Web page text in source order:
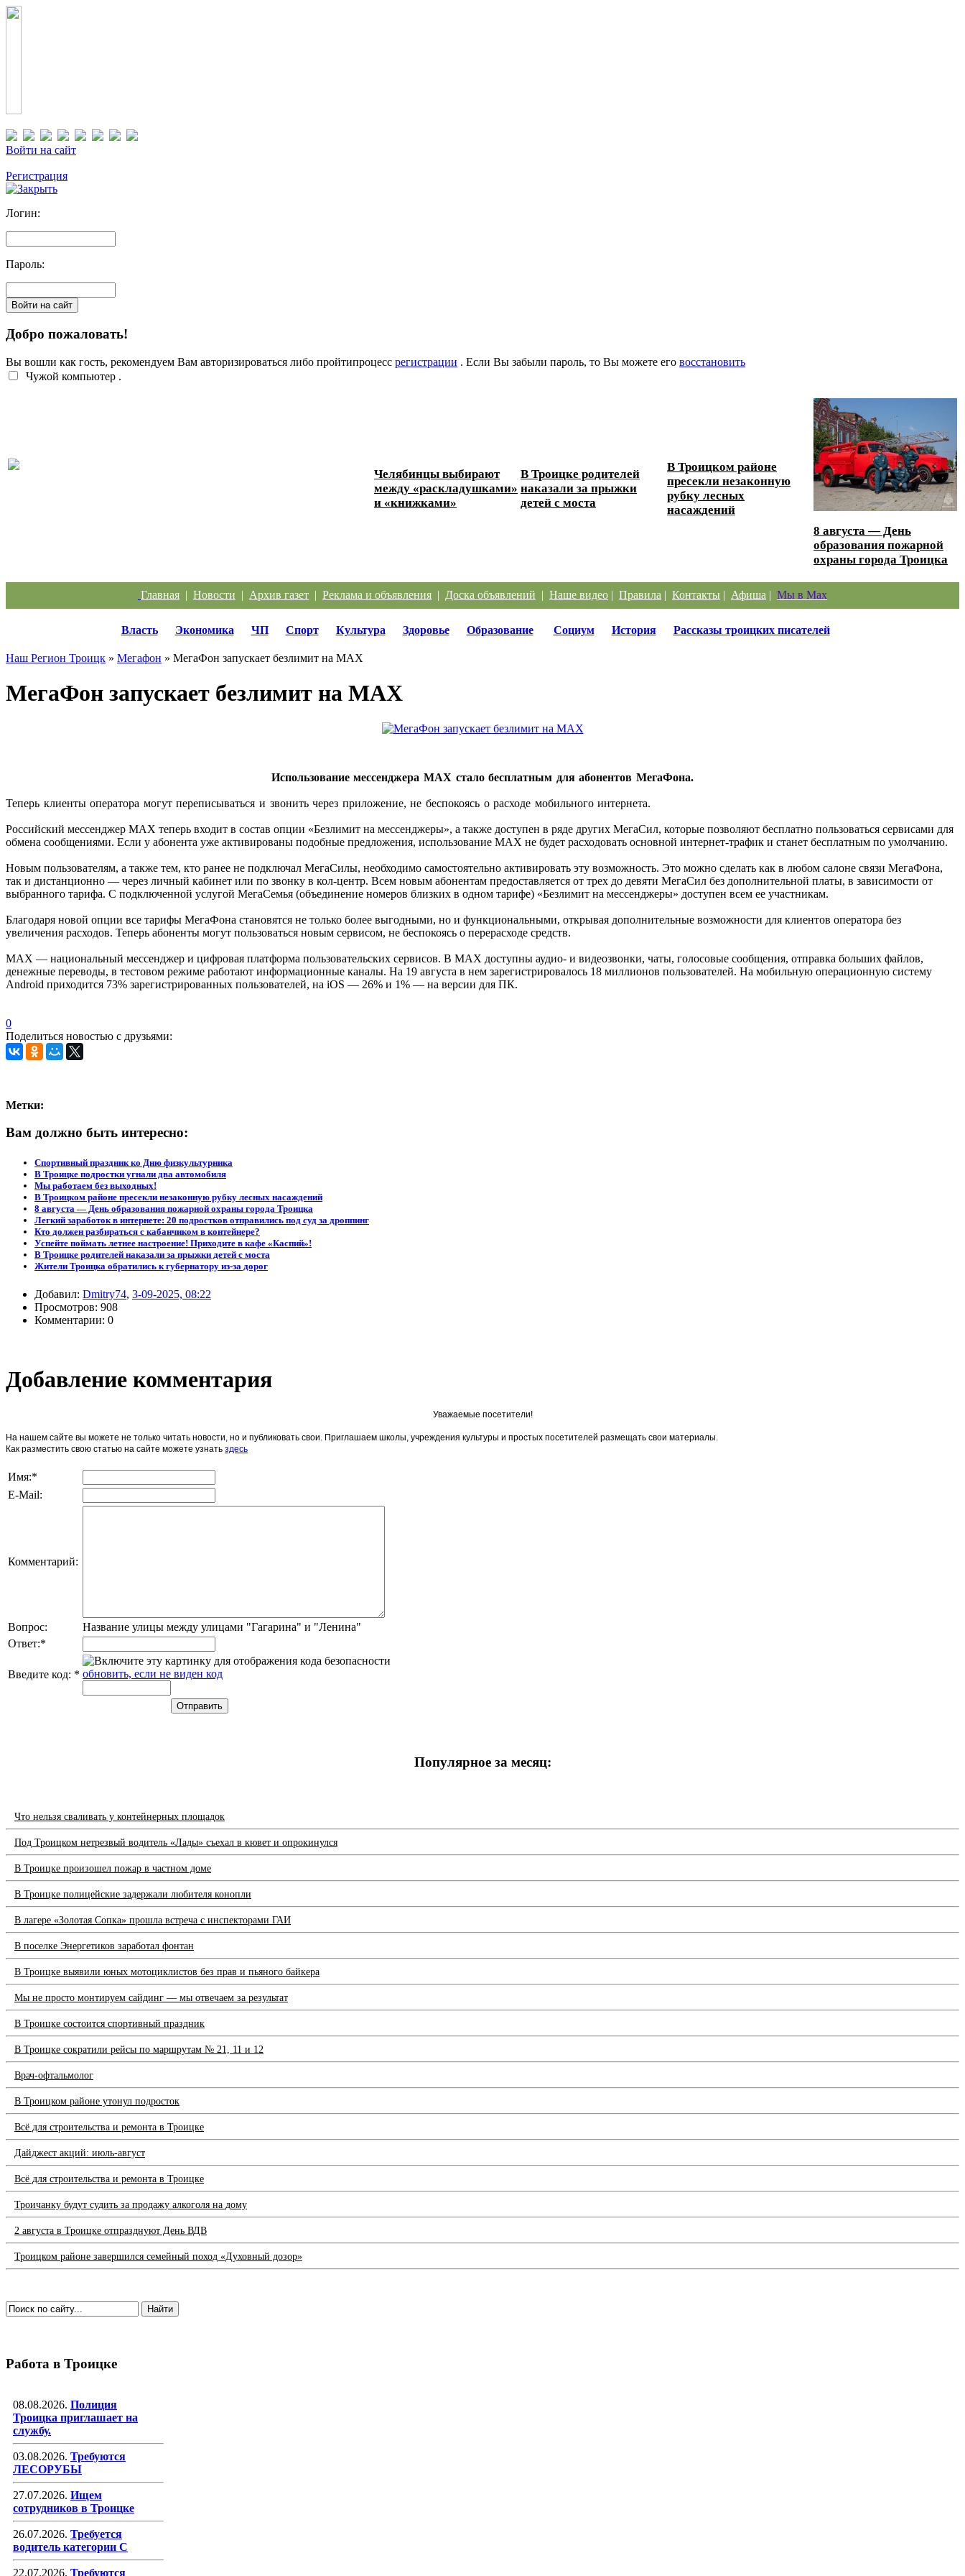
Войти на сайт
Регистрация
Логин:
Пароль:
Добро пожаловать!
Вы вошли как гость, рекомендуем Вам авторизироваться либо пройтипроцесс регистрации . Если Вы забыли пароль, то Вы можете его восстановить
Чужой компьютер .
Челябинцы выбирают
между «раскладушками»
и «книжками»
В Троицке родителей
наказали за прыжки
детей с моста
В Троицком районе
пресекли незаконную
рубку лесных
насаждений
8 августа — День
образования пожарной
охраны города Троицка
Главная | Новости | Архив газет | Реклама и объявления | Доска объявлений | Наше видео | Правила | Контакты | Афиша | Мы в Max
Власть Экономика ЧП Спорт Культура Здоровье Образование Социум История Рассказы троицких писателей
Наш Регион Троицк » Мегафон » МегаФон запускает безлимит на MAX
МегаФон запускает безлимит на MAX
Использование мессенджера MAX стало бесплатным для абонентов МегаФона.
Теперь клиенты оператора могут переписываться и звонить через приложение, не беспокоясь о расходе мобильного интернета.
Российский мессенджер MAX теперь входит в состав опции «Безлимит на мессенджеры», а также доступен в ряде других МегаСил, которые позволяют бесплатно пользоваться сервисами для
обмена сообщениями. Если у абонента уже активированы подобные предложения, использование MAX не будет расходовать основной интернет-трафик и станет бесплатным по умолчанию.
Новым пользователям, а также тем, кто ранее не подключал МегаСилы, необходимо самостоятельно активировать эту возможность. Это можно сделать как в любом салоне связи МегаФона,
так и дистанционно — через личный кабинет или по звонку в кол-центр. Всем новым абонентам предоставляется от трех до девяти МегаСил без дополнительной платы, в зависимости от
выбранного тарифа. С подключенной услугой МегаСемья (объединение номеров близких в одном тарифе) «Безлимит на мессенджеры» доступен всем ее участникам.
Благодаря новой опции все тарифы МегаФона становятся не только более выгодными, но и функциональными, открывая дополнительные возможности для клиентов оператора без
увеличения расходов. Теперь абоненты могут пользоваться новым сервисом, не беспокоясь о перерасходе средств.
MAX — национальный мессенджер и цифровая платформа пользовательских сервисов. В МАХ доступны аудио- и видеозвонки, чаты, голосовые сообщения, отправка больших файлов,
денежные переводы, в тестовом режиме работают информационные каналы. На 19 августа в нем зарегистрировалось 18 миллионов пользователей. На мобильную операционную систему
Android приходится 73% зарегистрированных пользователей, на iOS — 26% и 1% — на версии для ПК.
0
Поделиться новостью с друзьями:
Метки:
Вам должно быть интересно:
Спортивный праздник ко Дню физкультурника
В Троицке подростки угнали два автомобиля
Мы работаем без выходных!
В Троицком районе пресекли незаконную рубку лесных насаждений
8 августа — День образования пожарной охраны города Троицка
Легкий заработок в интернете: 20 подростков отправились под суд за дроппинг
Кто должен разбираться с кабанчиком в контейнере?
Успейте поймать летнее настроение! Приходите в кафе «Каспий»!
В Троицке родителей наказали за прыжки детей с моста
Жители Троицка обратились к губернатору из-за дорог
Добавил: Dmitry74, 3-09-2025, 08:22
Просмотров: 908
Комментарии: 0
Добавление комментария
Уважаемые посетители!
На нашем сайте вы можете не только читать новости, но и публиковать свои. Приглашаем школы, учреждения культуры и простых посетителей размещать свои материалы.
Как разместить свою статью на сайте можете узнать здесь
Имя:*
E-Mail:
Комментарий:
Вопрос:
Название улицы между улицами "Гагарина" и "Ленина"
Ответ:*
Введите код: * обновить, если не виден код
Популярное за месяц:
Что нельзя сваливать у контейнерных площадок
Под Троицком нетрезвый водитель «Лады» съехал в кювет и опрокинулся
В Троицке произошел пожар в частном доме
В Троицке полицейские задержали любителя конопли
В лагере «Золотая Сопка» прошла встреча с инспекторами ГАИ
В поселке Энергетиков заработал фонтан
В Троицке выявили юных мотоциклистов без прав и пьяного байкера
Мы не просто монтируем сайдинг — мы отвечаем за результат
В Троицке состоится спортивный праздник
В Троицке сократили рейсы по маршрутам № 21, 11 и 12
Врач-офтальмолог
В Троицком районе утонул подросток
Всё для строительства и ремонта в Троицке
Дайджест акций: июль-август
Всё для строительства и ремонта в Троицке
Троичанку будут судить за продажу алкоголя на дому
2 августа в Троицке отпразднуют День ВДВ
Троицком районе завершился семейный поход «Духовный дозор»
Работа в Троицке
08.08.2026. Полиция
Троицка приглашает на
службу.
03.08.2026. Требуются
ЛЕСОРУБЫ
27.07.2026. Ищем
сотрудников в Троицке
26.07.2026. Требуется
водитель категории С
22.07.2026. Требуются